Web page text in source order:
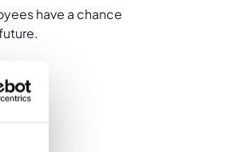
have a chance